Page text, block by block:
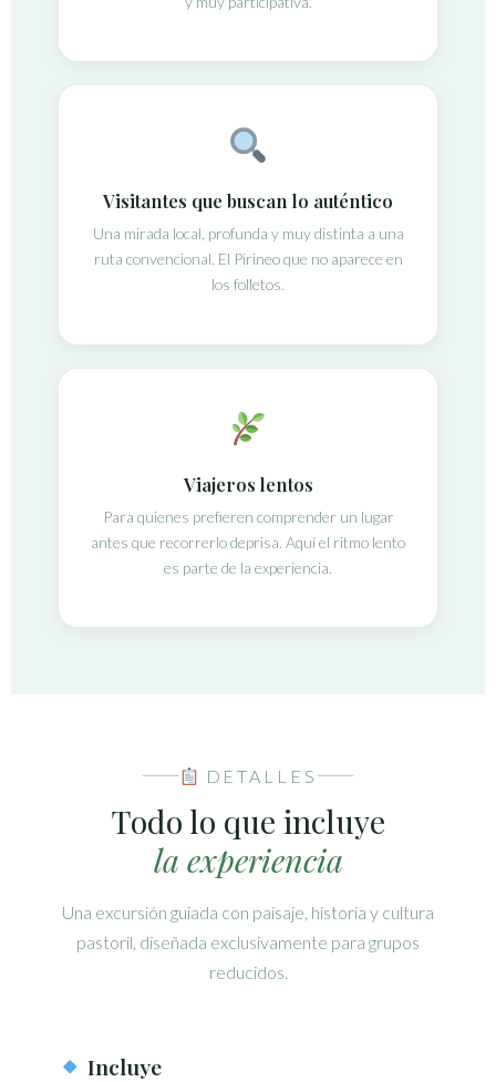
Visitantes que buscan lo auténtico
Una mirada local, profunda y muy distinta a una
ruta convencional. El Pirineo que no aparece en
los folletos.
Viajeros lentos
Para quienes prefieren comprender un lugar
antes que recorrerlo deprisa. Aquí el ritmo lento
es parte de la experiencia.
DETALLES
Todo lo que incluye
la experiencia
Una excursión guiada con paisaje, historia y cultura
pastoril, diseñada exclusivamente para grupos
reducidos.
Incluye